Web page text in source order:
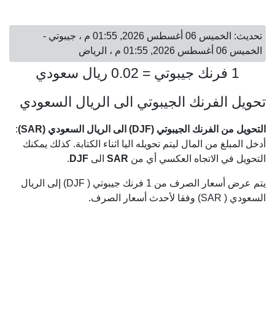
تحديث: الخميس 06 أغسطس 2026, 01:55 م ، جيبوتي -
الخميس 06 أغسطس 2026, 01:55 م ، الرياض
1 فرنك جيبوتي = 0.02 ريال سعودي
تحويل الفرنك الجيبوتي الى الريال السعودي
التحويل من الفرنك الجيبوتي (DJF) الى الريال السعودي (SAR)
:
أدخل المبلغ من المال ليتم تحويله اليا اثناء الكتابة. كذلك يمكنك
التحويل في الاتجاه العكسي أي من SAR الى DJF
.
يتم عرض أسعار الصرف من 1 فرنك جيبوتي ( DJF) إلى الريال
السعودي ( SAR) وفقا لأحدث أسعار الصرف.